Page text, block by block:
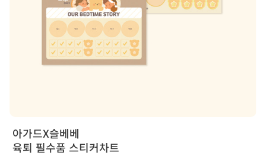
아가드X슬베베
육퇴 필수품 스티커차트